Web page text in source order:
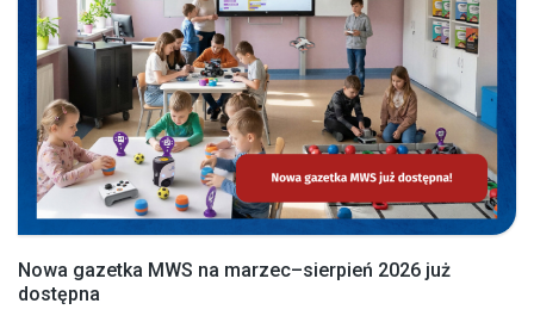
Nowa gazetka MWS na marzec–sierpień 2026 już
dostępna